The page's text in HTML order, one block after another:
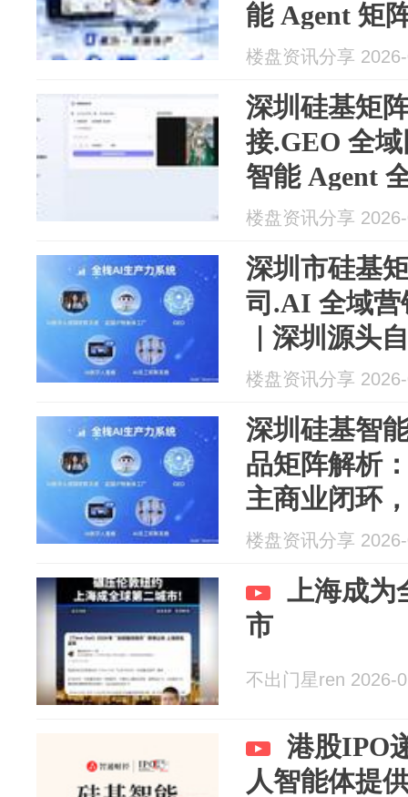
能 Agent 矩
域流量引擎
楼盘资讯分享
深圳硅基矩
接.GEO 全
智能 Agent
套 AI 团队替
运营全岗位
楼盘资讯分享
深圳市硅基
司.AI 全域营
｜深圳源头
产品矩阵，
楼盘资讯分享
深圳硅基智
品矩阵解析
主商业闭环
力一、企业
楼盘资讯分享
上海成为
市
不出门星ren 2026-
港股IPO
人智能体提